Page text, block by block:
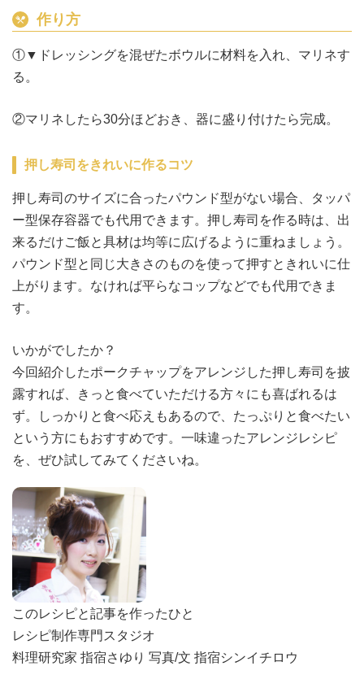
作り方
①▼ドレッシングを混ぜたボウルに材料を入れ、マリネす
る。
②マリネしたら30分ほどおき、器に盛り付けたら完成。
押し寿司をきれいに作るコツ
押し寿司のサイズに合ったパウンド型がない場合、タッパ
ー型保存容器でも代用できます。押し寿司を作る時は、出
来るだけご飯と具材は均等に広げるように重ねましょう。
パウンド型と同じ大きさのものを使って押すときれいに仕
上がります。なければ平らなコップなどでも代用できま
す。
いかがでしたか？
今回紹介したポークチャップをアレンジした押し寿司を披
露すれば、きっと食べていただける方々にも喜ばれるは
ず。しっかりと食べ応えもあるので、たっぷりと食べたい
という方にもおすすめです。一味違ったアレンジレシピ
を、ぜひ試してみてくださいね。
このレシピと記事を作ったひと
レシピ制作専門スタジオ
料理研究家 指宿さゆり 写真/文 指宿シンイチロウ